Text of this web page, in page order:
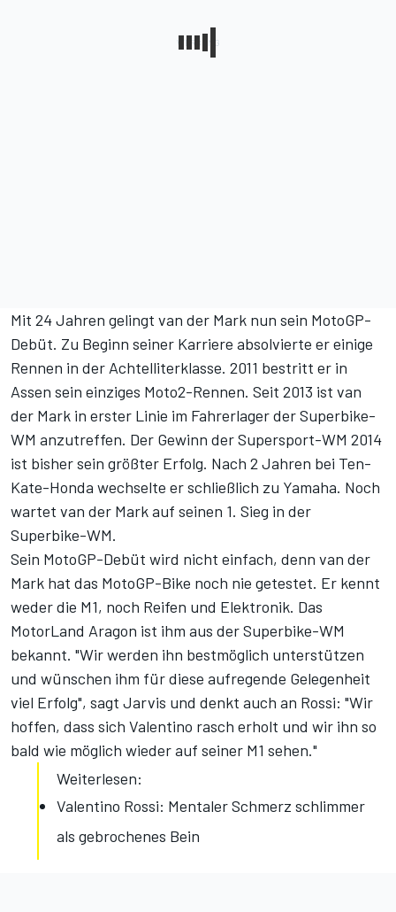
Mit 24 Jahren gelingt van der Mark nun sein MotoGP-
Debüt. Zu Beginn seiner Karriere absolvierte er einige
Rennen in der Achtelliterklasse. 2011 bestritt er in
Assen sein einziges Moto2-Rennen. Seit 2013 ist van
der Mark in erster Linie im Fahrerlager der Superbike-
WM anzutreffen. Der Gewinn der Supersport-WM 2014
ist bisher sein größter Erfolg. Nach 2 Jahren bei Ten-
Kate-Honda wechselte er schließlich zu Yamaha. Noch
wartet van der Mark auf seinen 1. Sieg in der
Superbike-WM.
Sein MotoGP-Debüt wird nicht einfach, denn van der
Mark hat das MotoGP-Bike noch nie getestet. Er kennt
weder die M1, noch Reifen und Elektronik. Das
MotorLand Aragon ist ihm aus der Superbike-WM
bekannt. "Wir werden ihn bestmöglich unterstützen
und wünschen ihm für diese aufregende Gelegenheit
viel Erfolg", sagt Jarvis und denkt auch an Rossi: "Wir
hoffen, dass sich Valentino rasch erholt und wir ihn so
bald wie möglich wieder auf seiner M1 sehen."
Weiterlesen:
Valentino Rossi: Mentaler Schmerz schlimmer
als gebrochenes Bein